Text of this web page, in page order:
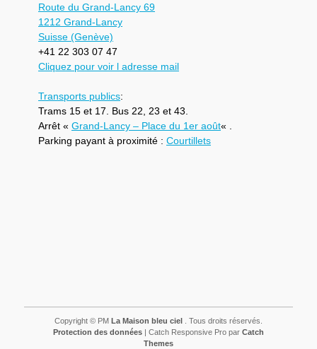
Route du Grand-Lancy 69
1212 Grand-Lancy
Suisse (Genève)
+41 22 303 07 47
Cliquez pour voir l adresse mail
Transports publics:
Trams 15 et 17. Bus 22, 23 et 43.
Arrêt « Grand-Lancy – Place du 1er août« .
Parking payant à proximité : Courtillets
Copyright © PM La Maison bleu ciel
. Tous droits réservés.
Protection des données | Catch Responsive Pro par Catch
Themes